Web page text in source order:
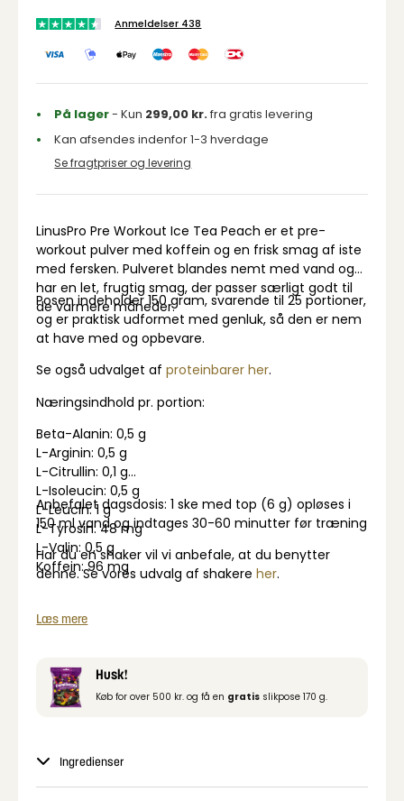
Anmeldelser 438
På lager- Kun 299,00 kr.fra gratis levering
Kan afsendes indenfor 1-3 hverdage
Se fragtpriser og levering
LinusPro Pre Workout Ice Tea Peach er et pre-
workout pulver med koffein og en frisk smag af iste
med fersken. Pulveret blandes nemt med vand og
har en let, frugtig smag, der passer særligt godt til
de varmere måneder.
Posen indeholder 150 gram, svarende til 25 portioner,
og er praktisk udformet med genluk, så den er nem
at have med og opbevare.
Se også udvalget afproteinbarer her.
Næringsindhold pr. portion:
Beta-Alanin: 0,5 g
L-Arginin: 0,5 g
L-Citrullin: 0,1 g
L-Isoleucin: 0,5 g
L-Leucin: 1 g
L-Tyrosin: 48 mg
L-Valin: 0,5 g
Koffein: 96 mg
Anbefalet dagsdosis:1 ske med top (6 g) opløses i
150 ml vand og indtages 30-60 minutter før træning
Har du en shaker vil vi anbefale, at du benytter
denne. Se vores udvalg af shakereher.
Læs mere
Husk!
Køb for over 500 kr. og få en gratis slikpose 170 g.
Ingredienser